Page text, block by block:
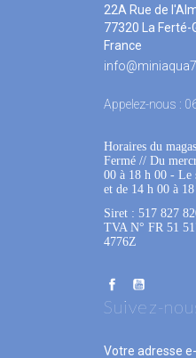
22A Rue de
77320 La Ferté-
France
Appelez-nous :
Horaires du
Fermé // Du
00 à 18 h 00 - Le
et de 14 h 00 à
Siret : 517 827
TVA N° FR 51
4776Z
Suivez-
Votre adresse